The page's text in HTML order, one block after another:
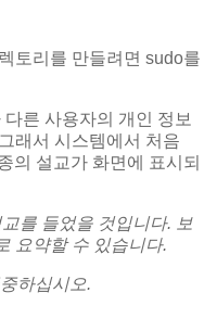
토리를 만들려면 sudo를
른 사용자의 개인 정보
래서 시스템에서 처음
의 설교가 화면에 표시되
를 들었을 것입니다. 보
요약할 수 있습니다.
하십시오.